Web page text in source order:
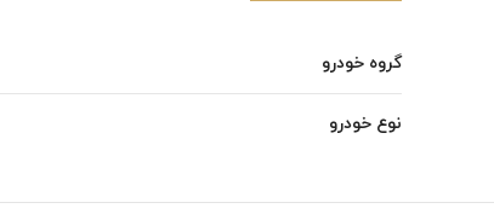
گروه خودرو
نوع خودرو